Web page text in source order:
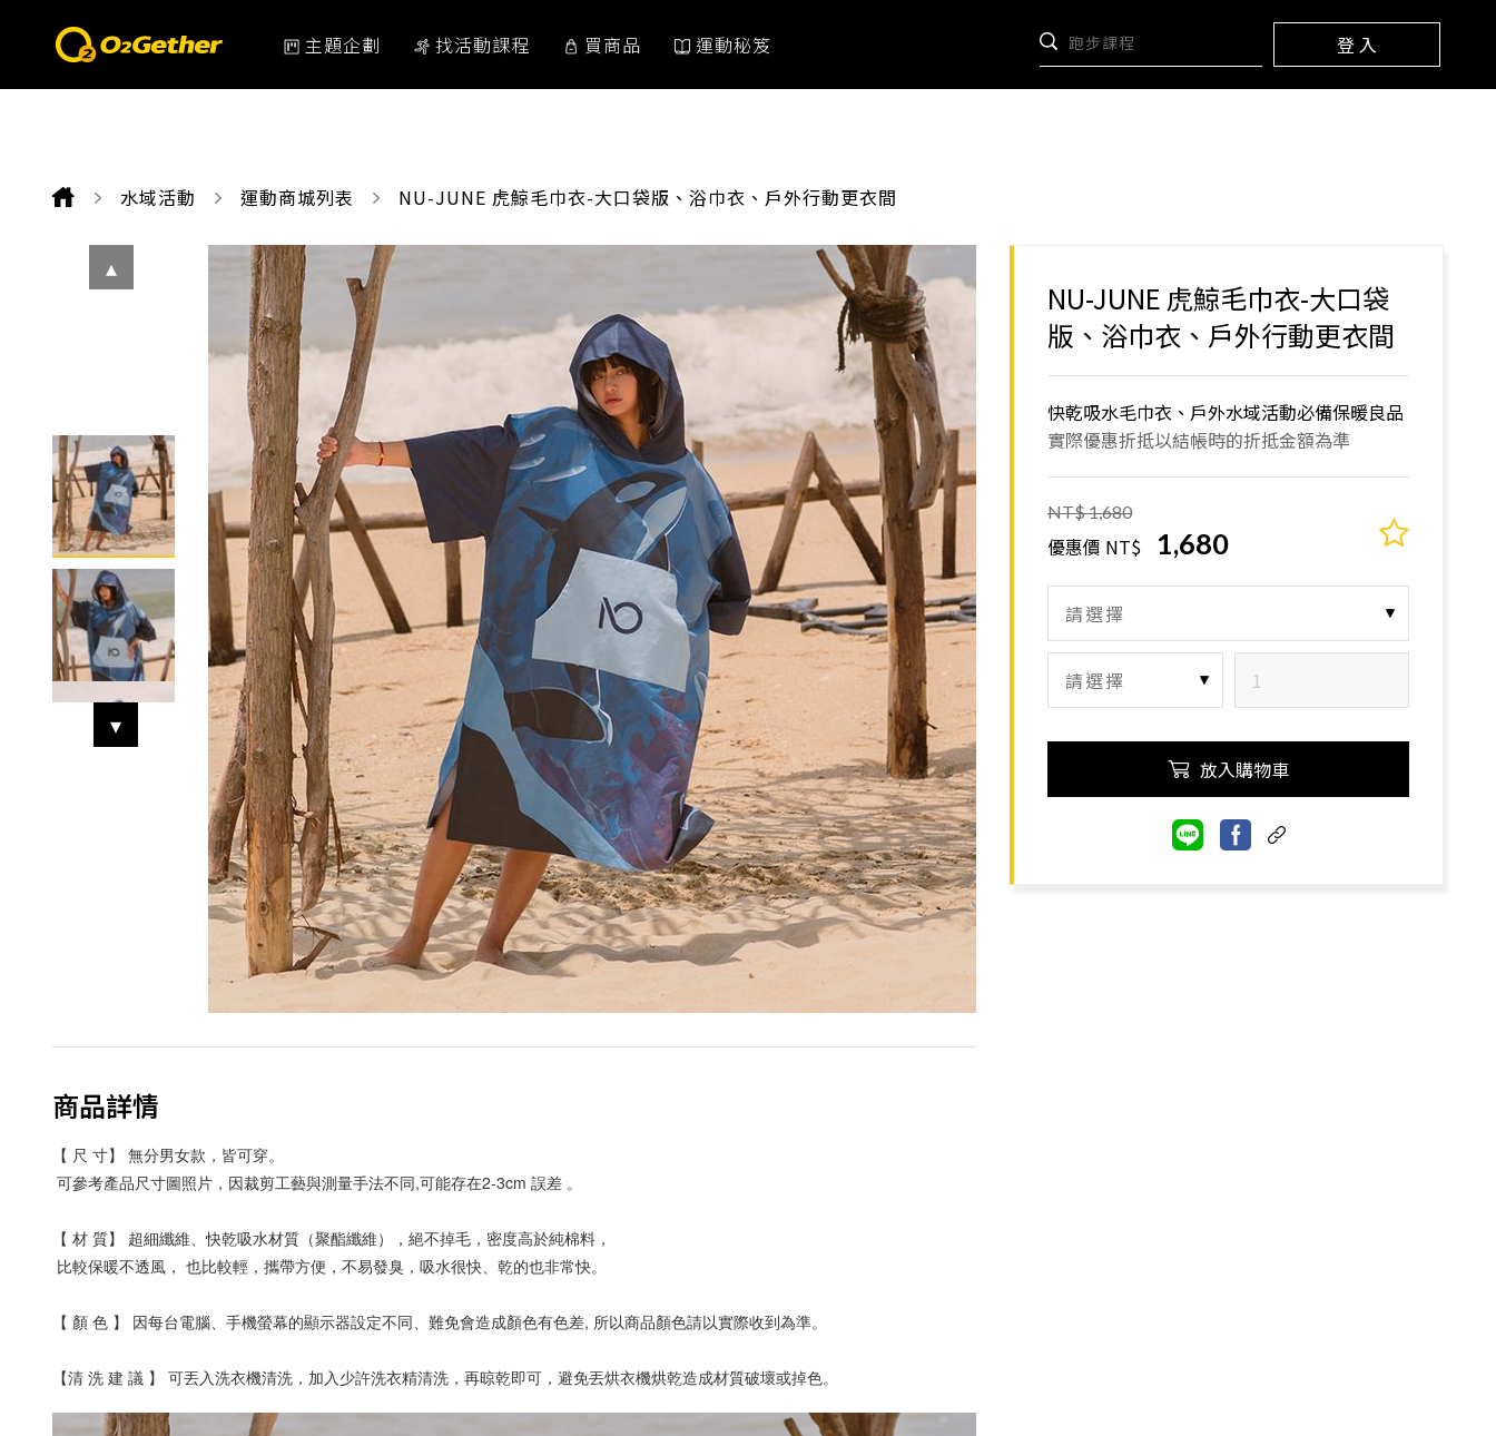
主題企劃 找活動課程 買商品 運動秘笈 登 入
水域活動 運動商城列表 CURRENT:
NU-JUNE 虎鯨毛巾衣-大口袋版、浴巾衣、戶外行動更衣間
商品詳情
【 尺 寸】 無分男女款，皆可穿。
可參考產品尺寸圖照片，因裁剪工藝與測量手法不同,可能存在2-3cm 誤差 。
【 材 質】 超細纖維、快乾吸水材質（聚酯纖維），絕不掉毛，密度高於純棉料，
比較保暖不透風， 也比較輕，攜帶方便，不易發臭，吸水很快、乾的也非常快。
【 顏 色 】 因每台電腦、手機螢幕的顯示器設定不同、難免會造成顏色有色差, 所以商品顏色請以實際收到為準。
【清 洗 建 議 】 可丟入洗衣機清洗，加入少許洗衣精清洗，再晾乾即可，避免丟烘衣機烘乾造成材質破壞或掉色。
NU-JUNE 虎鯨毛巾衣-大口袋
版、浴巾衣、戶外行動更衣間
快乾吸水毛巾衣、戶外水域活動必備保暖良品
實際優惠折抵以結帳時的折抵金額為準
NT$ 1,680
優惠價 NT$ 1,680
放入購物車